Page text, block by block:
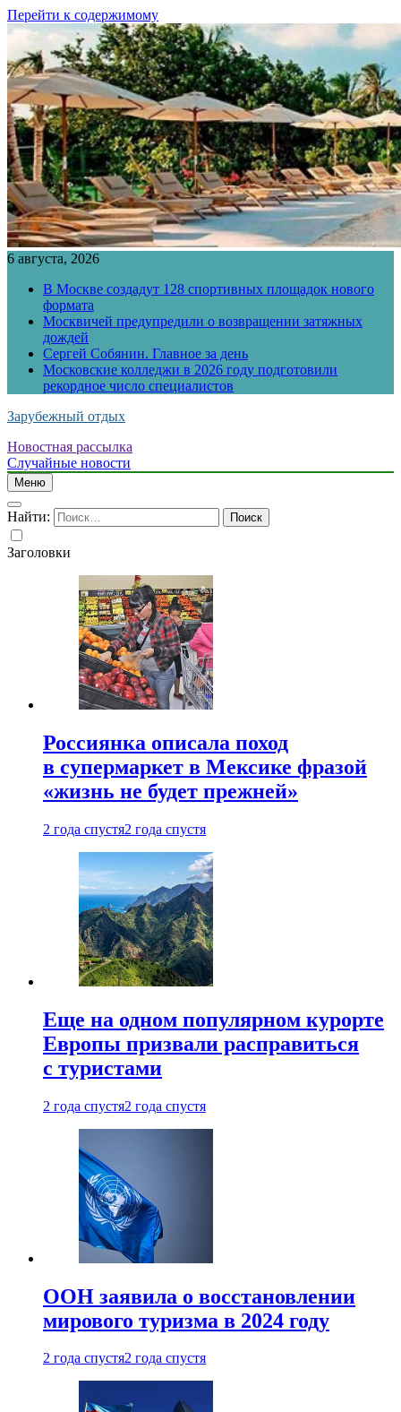
Перейти к содержимому
6 августа, 2026
В Москве создадут 128 спортивных площадок нового
формата
Москвичей предупредили о возвращении затяжных
дождей
Сергей Собянин. Главное за день
Московские колледжи в 2026 году подготовили
рекордное число специалистов
Зарубежный отдых
Новостная рассылка
Случайные новости
Меню
Найти:
Заголовки
Россиянка описала поход
в супермаркет в Мексике фразой
«жизнь не будет прежней»
2 года спустя2 года спустя
Еще на одном популярном курорте
Европы призвали расправиться
с туристами
2 года спустя2 года спустя
ООН заявила о восстановлении
мирового туризма в 2024 году
2 года спустя2 года спустя